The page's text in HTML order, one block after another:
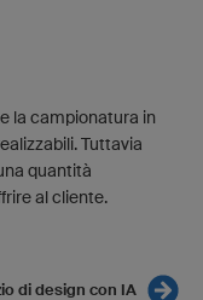
la campionatura in
Tuttavia
quantità
al cliente.
di design con IA